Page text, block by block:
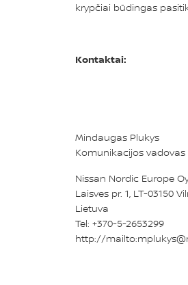
krypčiai būdingas
Kontaktai:
Mindaugas Plukys
Komunikacijos vadovas
Nissan Nordic Europe
Laisves pr. 1, LT-03150
Lietuva
Tel: +370-5-2653299
http://